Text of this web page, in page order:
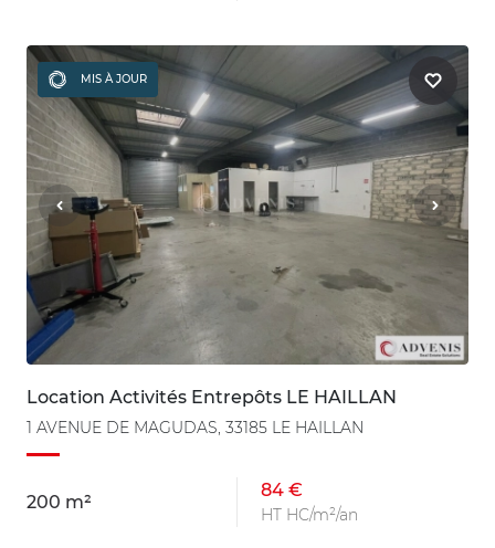
MIS À JOUR
Location Activités Entrepôts LE HAILLAN
1 AVENUE DE MAGUDAS, 33185 LE HAILLAN
200 m²
84 €
HT HC/m²/an